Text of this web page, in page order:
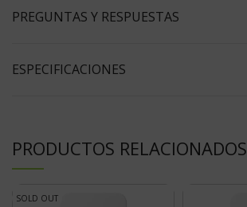
PREGUNTAS Y RESPUESTAS
ESPECIFICACIONES
PRODUCTOS RELACIONADOS
SOLD OUT